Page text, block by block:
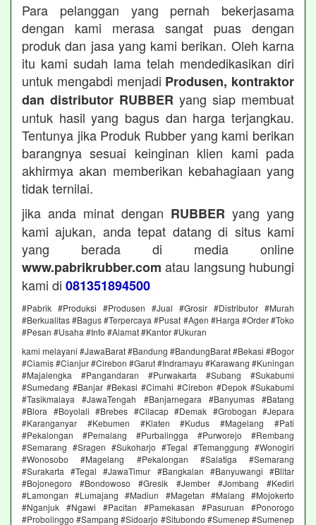
Para pelanggan yang pernah bekerjasama
dengan kami merasa sangat puas dengan
produk dan jasa yang kami berikan. Oleh karna
itu kami sudah lama telah mendedikasikan diri
untuk mengabdi menjadi Produsen, kontraktor
dan distributor RUBBER yang siap membuat
untuk hasil yang bagus dan harga terjangkau.
Tentunya jika Produk Rubber yang kami berikan
barangnya sesuai keinginan klien kami pada
akhirmya akan memberikan kebahagiaan yang
tidak ternilai.
jika anda minat dengan RUBBER yang yang
kami ajukan, anda tepat datang di situs kami
yang berada di media online
www.pabrikrubber.com atau langsung hubungi
kami di 081351894500
#Pabrik #Produksi #Produsen #Jual #Grosir #Distributor #Murah
#Berkualitas #Bagus #Terpercaya #Pusat #Agen #Harga #Order #Toko
#Pesan #Usaha #Info #Alamat #Kantor #Ukuran
kami melayani #JawaBarat #Bandung #BandungBarat #Bekasi #Bogor
#Ciamis #Cianjur #Cirebon #Garut #Indramayu #Karawang #Kuningan
#Majalengka #Pangandaran #Purwakarta #Subang #Sukabumi
#Sumedang #Banjar #Bekasi #Cimahi #Cirebon #Depok #Sukabumi
#Tasikmalaya #JawaTengah #Banjarnegara #Banyumas #Batang
#Blora #Boyolali #Brebes #Cilacap #Demak #Grobogan #Jepara
#Karanganyar #Kebumen #Klaten #Kudus #Magelang #Pati
#Pekalongan #Pemalang #Purbalingga #Purworejo #Rembang
#Semarang #Sragen #Sukoharjo #Tegal #Temanggung #Wonogiri
#Wonosobo #Magelang #Pekalongan #Salatiga #Semarang
#Surakarta #Tegal #JawaTimur #Bangkalan #Banyuwangi #Blitar
#Bojonegoro #Bondowoso #Gresik #Jember #Jombang #Kediri
#Lamongan #Lumajang #Madiun #Magetan #Malang #Mojokerto
#Nganjuk #Ngawi #Pacitan #Pamekasan #Pasuruan #Ponorogo
#Probolinggo #Sampang #Sidoarjo #Situbondo #Sumenep #Sumenep